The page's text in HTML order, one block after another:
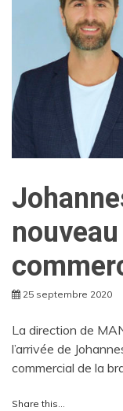
25 septembre 2020
La direction de
l’arrivée de
commercial de la
Share this...